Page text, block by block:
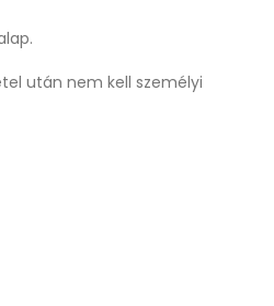
után nem kell személyi